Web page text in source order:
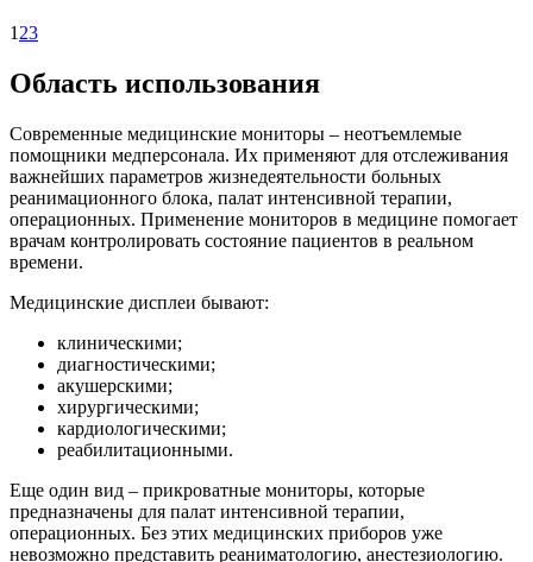
1 23
Область использования
Современные медицинские мониторы – неотъемлемые
помощники медперсонала. Их применяют для отслеживания
важнейших параметров жизнедеятельности больных
реанимационного блока, палат интенсивной терапии,
операционных. Применение мониторов в медицине помогает
врачам контролировать состояние пациентов в реальном
времени.
Медицинские дисплеи бывают:
клиническими;
диагностическими;
акушерскими;
хирургическими;
кардиологическими;
реабилитационными.
Еще один вид – прикроватные мониторы, которые
предназначены для палат интенсивной терапии,
операционных. Без этих медицинских приборов уже
невозможно представить реаниматологию, анестезиологию.